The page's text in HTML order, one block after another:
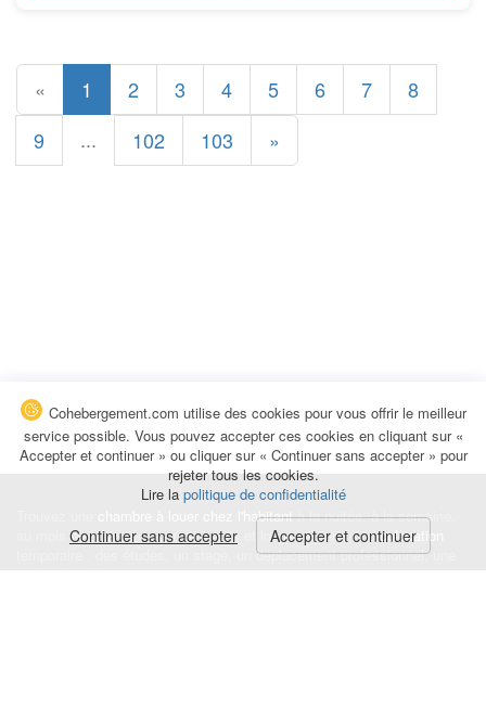
« 1 2 3 4 5 6 7
8
9
... 102 103 »
chambre à louer chez l'habitantà la nuitée, à la semaine,
au mois ou à l'année pour de courts et longs séjours, unecolocation
temporaire : des études, un stage, un déplacement professionnel, une
Cohebergement.com utilise des cookies pour vous offrir le meilleur
service possible. Vous pouvez accepter ces cookies en cliquant sur «
Accepter et continuer » ou cliquer sur « Continuer sans accepter » pour
rejeter tous les cookies.
Lire la politique de confidentialité
Continuer sans accepter Accepter et continuer